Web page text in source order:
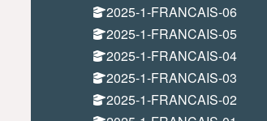
2025-1-FRANCAIS-06
2025-1-FRANCAIS-05
2025-1-FRANCAIS-04
2025-1-FRANCAIS-03
2025-1-FRANCAIS-02